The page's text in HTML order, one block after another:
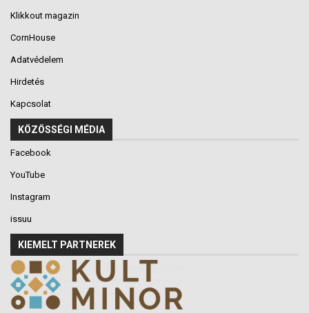
Klikkout magazin
CornHouse
Adatvédelem
Hirdetés
Kapcsolat
KÖZÖSSÉGI MÉDIA
Facebook
YouTube
Instagram
issuu
KIEMELT PARTNEREK